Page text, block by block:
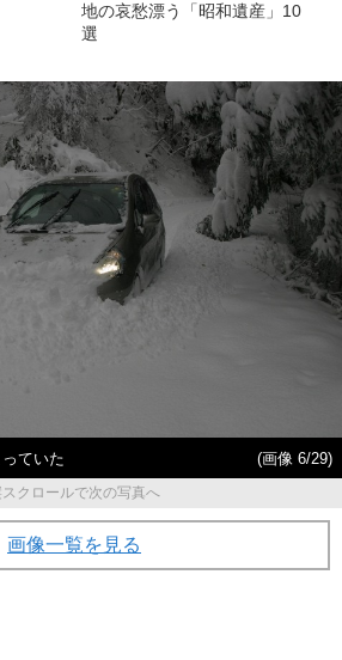
地の哀愁漂う「昭和遺産」10
選
ていた
(画像 6/29)
クロールで次の写真へ
画像一覧を見る